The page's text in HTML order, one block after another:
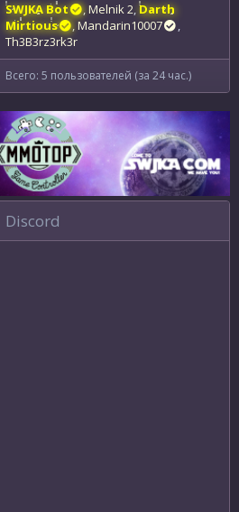
SWJKA Bot Melnik 2 Darth
Mirtious
Mandarin10007
Th3B3rz3rk3r
Всего: 5 пользователей (за 24 час.)
Discord